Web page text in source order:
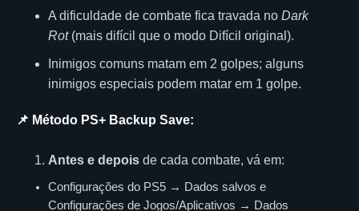
A dificuldade de combate fica travada no Dark
Rot(mais difícil que o modo Difícil original).
Inimigos comuns matam em 2 golpes; alguns
inimigos especiais podem matar em 1 golpe.
📌 Método PS+ Backup Save:
Antes e depois de cada combate, vá em:
Configurações do PS5 → Dados salvos e
Configurações de Jogos/Aplicativos → Dados